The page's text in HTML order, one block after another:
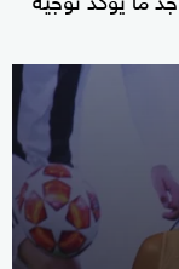
seconds
of
minutes,
38
seconds